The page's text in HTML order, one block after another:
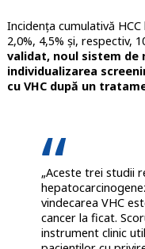
Incidența cumulativă
2,0%, 4,5% și, respectiv,
validat, noul sistem de
individualizarea
cu VHC după un
„Aceste trei studii
vindecarea VHC
cancer la ficat.
instrument clinic